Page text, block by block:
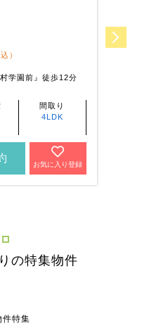
）
学園前』徒歩12分
間取り
4LDK
お気に入り登録
の特集物件
件特集